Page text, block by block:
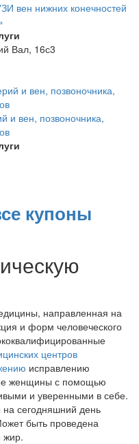
вен нижних конечностей
Вал, 16с3
и вен, позвоночника,
купоны
направленная на
и форм человеческого
центров
исправлению
женщины с помощью
и уверенными в себе.
сегодняшний день
быть проведена
жир.